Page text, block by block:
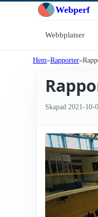
Webperf
Webbplatser
Hem Rapporter
Skapad 2021-10-